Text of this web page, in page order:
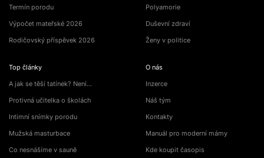
Termín porodu
Výpočet mateřské 2026
Rodičovský příspěvek 2026
Top články
A jak se těší tatínek? Není…
Protivná učitelka o školách
Intimní snímky porodu
Mužská masturbace
Co nesnášíme v sauně
Polyamorie
Duševní zdraví
Ženy v politice
O nás
Inzerce
Náš tým
Kontakty
Manuál pro moderní mámy
Kde koupit časopis